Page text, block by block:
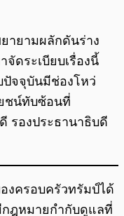
ายามผลักดันร่าง
จัดระเบียบเรื่องนี้
ปัจจุบันมีช่องโหว่
ชน์ทับซ้อนที่
รองประธานาธิบดี
งครอบครัวทรัมป์ได้
กฎหมายกำกับดูแลที่